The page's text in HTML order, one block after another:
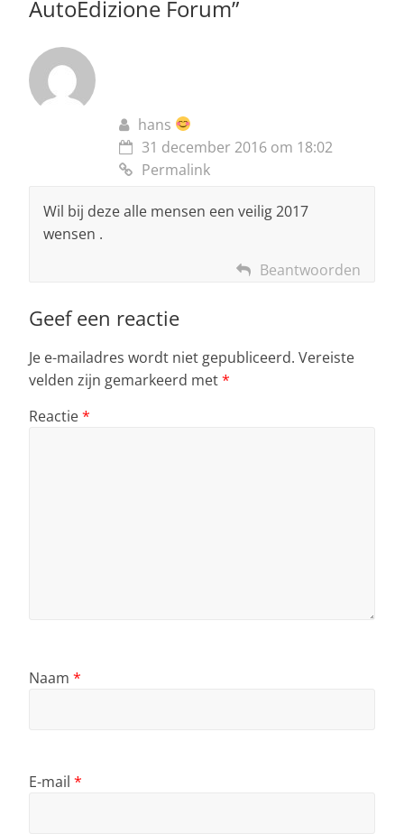
AutoEdizione Forum”
hans
31 december 2016 om 18:02
Permalink
Wil bij deze alle mensen een veilig 2017
wensen .
Beantwoorden
Geef een reactie
Je e-mailadres wordt niet gepubliceerd. Vereiste
velden zijn gemarkeerd met*
Reactie*
Naam *
E-mail *